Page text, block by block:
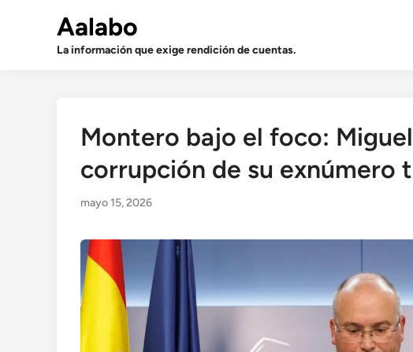
Aalabo
La información que exige rendición de cuentas.
Montero bajo el foco:
corrupción de su exnúmero
mayo 15, 2026